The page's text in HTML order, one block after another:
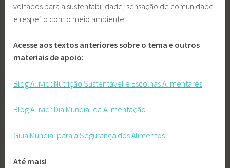
voltados para a sustentabilidade, sensação de comunidade
e respeito com o meio ambiente.
Acesse aos textos anteriores sobre o tema e outros
materiais de apoio:
Blog Allivici: Nutrição Sustentável e Escolhas Alimentares
Blog Allivici: Dia Mundial da Alimentação
Guia Mundial para a Segurança dos Alimentos
Até mais!